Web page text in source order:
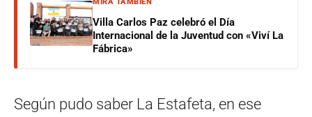
Villa Carlos Paz celebró el Día
Internacional de la Juventud con «Viví La
Fábrica»
Según pudo saber La Estafeta, en ese